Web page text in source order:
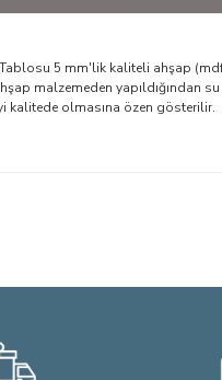
5 mm'lik kaliteli ahşap
malzemeden yapıldığından
kalitede olmasına özen gösterilir.
bilgilerinde hatalar bulunuyor.